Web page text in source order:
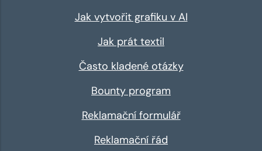
Jak vytvořit grafiku v AI
Jak prát textil
Často kladené otázky
Bounty program
Reklamační formulář
Reklamační řád